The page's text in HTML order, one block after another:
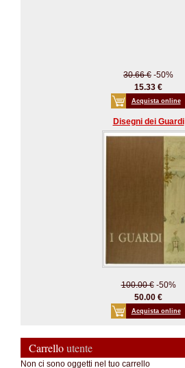
30.66 € -50%
15.33 €
Acquista online
Disegni dei Guardi
100.00 €-50%
50.00 €
Acquista online
Carrelloutente
Non ci sono oggetti nel tuo carrello